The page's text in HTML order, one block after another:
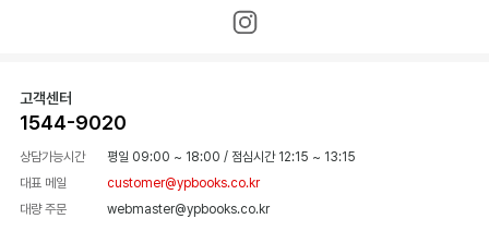
고객센터
1544-9020
상담가능시간 평일 09:00 ~ 18:00 / 점심시간 12:15 ~ 13:15
대표 메일
customer@ypbooks.co.kr
대량 주문
webmaster@ypbooks.co.kr